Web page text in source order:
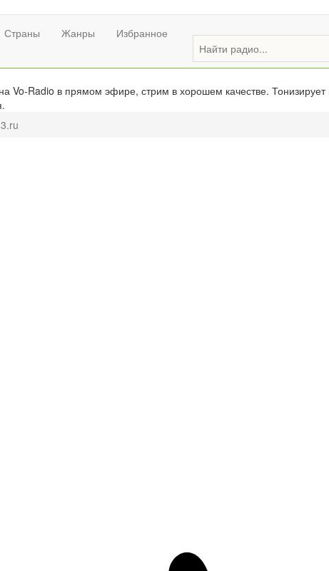
Страны Жанры Избранное
Vo-Radio в прямом эфире, стрим в хорошем качестве.